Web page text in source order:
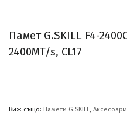
Памет G.SKILL F4-
2400MT/s, CL17
Виж също: Памети G.SKILL, Аксесоари